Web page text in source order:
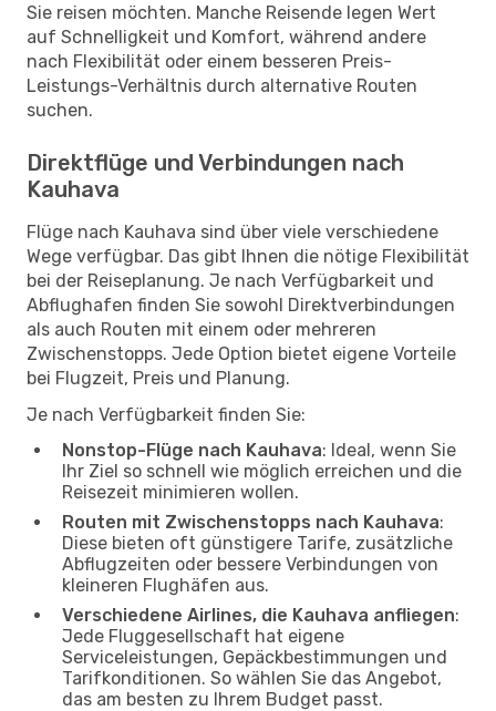
Sie reisen möchten. Manche Reisende legen Wert
auf Schnelligkeit und Komfort, während andere
nach Flexibilität oder einem besseren Preis-
Leistungs-Verhältnis durch alternative Routen
suchen.
Direktflüge und Verbindungen nach
Kauhava
Flüge nach Kauhava sind über viele verschiedene
Wege verfügbar. Das gibt Ihnen die nötige Flexibilität
bei der Reiseplanung. Je nach Verfügbarkeit und
Abflughafen finden Sie sowohl Direktverbindungen
als auch Routen mit einem oder mehreren
Zwischenstopps. Jede Option bietet eigene Vorteile
bei Flugzeit, Preis und Planung.
Je nach Verfügbarkeit finden Sie:
Nonstop-Flüge nach Kauhava: Ideal, wenn Sie
Ihr Ziel so schnell wie möglich erreichen und die
Reisezeit minimieren wollen.
Routen mit Zwischenstopps nach Kauhava:
Diese bieten oft günstigere Tarife, zusätzliche
Abflugzeiten oder bessere Verbindungen von
kleineren Flughäfen aus.
Verschiedene Airlines, die Kauhava anfliegen:
Jede Fluggesellschaft hat eigene
Serviceleistungen, Gepäckbestimmungen und
Tarifkonditionen. So wählen Sie das Angebot,
das am besten zu Ihrem Budget passt.